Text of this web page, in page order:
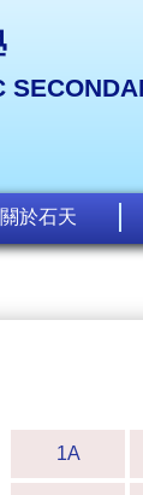
關於石天
1A